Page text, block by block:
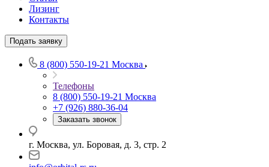
Лизинг
Контакты
Подать заявку
8 (800) 550-19-21 Москва
Телефоны
8 (800) 550-19-21 Москва
+7 (926) 880-36-04
Заказать звонок
г. Москва, ул. Боровая, д. 3, стр. 2